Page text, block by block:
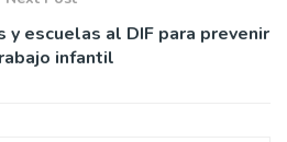
escuelas al DIF para prevenir
infantil